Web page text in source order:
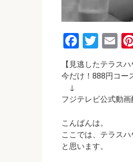
F
a
ce
o
o
k
T
wi
tt
E
ail
【見逃したテラス
今だけ！888円コー
↓
フジテレビ公式動
こんばんは。
ここでは、テラス
と思います。